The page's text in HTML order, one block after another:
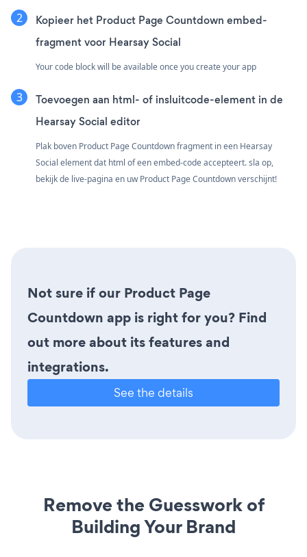
Kopieer het Product Page Countdown embed-
fragment voor Hearsay Social
Your code block will be available once you create your app
Toevoegen aan html- of insluitcode-element in de
Hearsay Social editor
Plak boven Product Page Countdown fragment in een Hearsay
Social element dat html of een embed-code accepteert. sla op,
bekijk de live-pagina en uw Product Page Countdown verschijnt!
Not sure if our Product Page
Countdown app is right for you? Find
out more about its features and
integrations.
See the details
Remove the Guesswork of
Building Your Brand